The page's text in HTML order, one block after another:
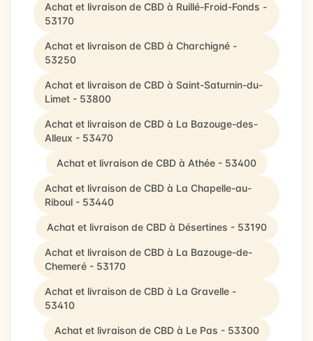
Achat et livraison de CBD à Ruillé-Froid-Fonds -
53170
Achat et livraison de CBD à Charchigné -
53250
Achat et livraison de CBD à Saint-Saturnin-du-
Limet - 53800
Achat et livraison de CBD à La Bazouge-des-
Alleux - 53470
Achat et livraison de CBD à Athée - 53400
Achat et livraison de CBD à La Chapelle-au-
Riboul - 53440
Achat et livraison de CBD à Désertines - 53190
Achat et livraison de CBD à La Bazouge-de-
Chemeré - 53170
Achat et livraison de CBD à La Gravelle -
53410
Achat et livraison de CBD à Le Pas - 53300